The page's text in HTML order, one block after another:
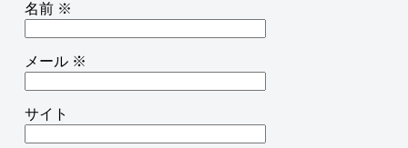
名前 ※
メール ※
サイト